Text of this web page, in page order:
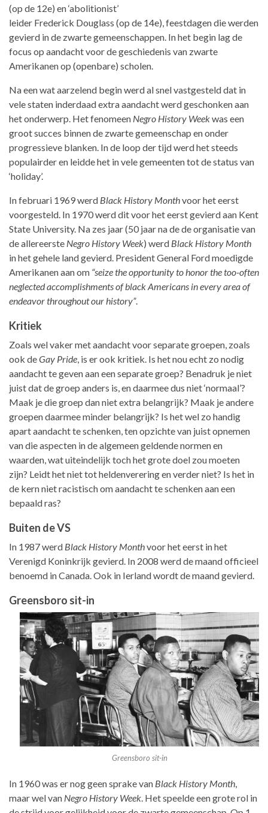
(op de 12e) en ‘abolitionist’
leider Frederick Douglass (op de 14e), feestdagen die werden
gevierd in de zwarte gemeenschappen. In het begin lag de
focus op aandacht voor de geschiedenis van zwarte
Amerikanen op (openbare) scholen.
Na een wat aarzelend begin werd al snel vastgesteld dat in
vele staten inderdaad extra aandacht werd geschonken aan
het onderwerp. Het fenomeen Negro History Weekwas een
groot succes binnen de zwarte gemeenschap en onder
progressieve blanken. In de loop der tijd werd het steeds
populairder en leidde het in vele gemeenten tot de status van
‘holiday’.
In februari 1969 werd Black History Monthvoor het eerst
voorgesteld. In 1970 werd dit voor het eerst gevierd aan Kent
State University. Na zes jaar (50 jaar na de de organisatie van
de allereerste Negro History Week) werd Black History Month
in het gehele land gevierd. President General Ford moedigde
Amerikanen aan om “seize the opportunity to honor the too-often
neglected accomplishments of black Americans in every area of
endeavor throughout our history”.
Kritiek
Zoals wel vaker met aandacht voor separate groepen, zoals
ook deGay Pride , is er ook kritiek. Is het nou echt zo nodig
aandacht te geven aan een separate groep? Benadruk je niet
juist dat de groep anders is, en daarmee dus niet ‘normaal’?
Maak je die groep dan niet extra belangrijk? Maak je andere
groepen daarmee minder belangrijk? Is het wel zo handig
apart aandacht te schenken, ten opzichte van juist opnemen
van die aspecten in de algemeen geldende normen en
waarden, wat uiteindelijk toch het grote doel zou moeten
zijn? Leidt het niet tot heldenverering en verder niet? Is het in
de kern niet racistisch om aandacht te schenken aan een
bepaald ras?
Buiten de VS
In 1987 werd Black History Monthvoor het eerst in het
Verenigd Koninkrijk gevierd. In 2008 werd de maand officieel
benoemd in Canada. Ook in Ierland wordt de maand gevierd.
Greensboro sit-in
Greensboro sit-in
In 1960 was er nog geen sprake van Black History Month
maar wel van Negro History Week . Het speelde een grote rol in